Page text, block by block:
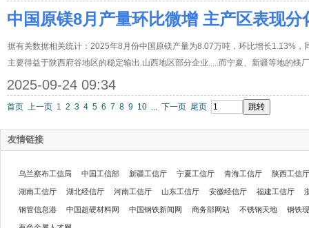
中国原镁8月产量环比微增 主产区表现分
据有关数据相关统计：2025年8月份中国原镁产量为8.07万吨，环比增长1.13%
主要得益于陕西府谷地区的稳定输出.山西地区部分企业.....而宁夏、新疆等地的镁
2025-09-24 09:34
首页 上一页 1 2 3 4 5 6 7 8 9 10 ... 下一页 尾页
友情链接
乌兰察布工信局 中国工信部 新疆工信厅 宁夏工信厅 青海工信厅 陕西工信厅
湖南工信厅 湖北经信厅 河南工信厅 山东工信厅 安徽经信厅 福建工信厅
钢管信息港 中国超硬材料网 中国钢铁新闻网 商务部网站 不锈钢天地 钢铁